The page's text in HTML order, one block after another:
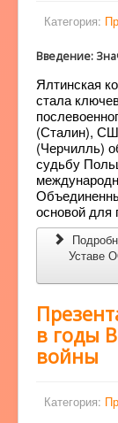
Категория:
Введение:
Ялтинская
стала
(Сталин),
(Черчилль)
судьбу
основой для
Уставе
в годы
войны
Категория: